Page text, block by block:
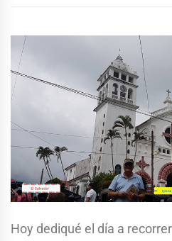
Hoy dediqué el día a